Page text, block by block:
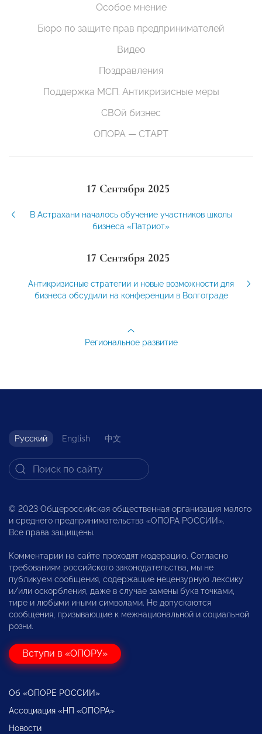
Особое мнение
Бюро по защите прав предпринимателей
Видео
Поздравления
Поддержка МСП. Антикризисные меры
СВОй бизнес
ОПОРА — СТАРТ
17 Сентября 2025
В Астрахани началось обучение участников школы
бизнеса «Патриот»
17 Сентября 2025
Антикризисные стратегии и новые возможности для
бизнеса обсудили на конференции в Волгограде
Региональное развитие
Русский English 中文
© 2023 Общероссийская общественная организация малого
и среднего предпринимательства «ОПОРА РОССИИ».
Все права защищены.
Комментарии на сайте проходят модерацию. Согласно
требованиям российского законодательства, мы не
публикуем сообщения, содержащие нецензурную лексику
и/или оскорбления, даже в случае замены букв точками,
тире и любыми иными символами. Не допускаются
сообщения, призывающие к межнациональной и социальной
розни.
Вступи в «ОПОРУ»
Об «ОПОРЕ РОССИИ»
Ассоциация «НП «ОПОРА»
Новости